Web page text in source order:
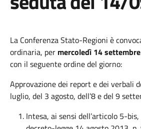
La Conferenza Stato-Regioni è
ordinaria, per mercoledì 14
con il seguente ordine del giorno:
Approvazione dei report e dei verbali
luglio, del 3 agosto, dell’8 e del 9
Intesa, ai sensi dell’articolo 5-